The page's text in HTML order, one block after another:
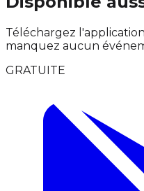
Téléchargez
manquez aucun
GRATUITE